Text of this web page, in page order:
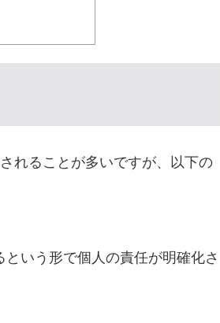
れることが多いですが、以下の
いう形で個人の責任が明確化さ